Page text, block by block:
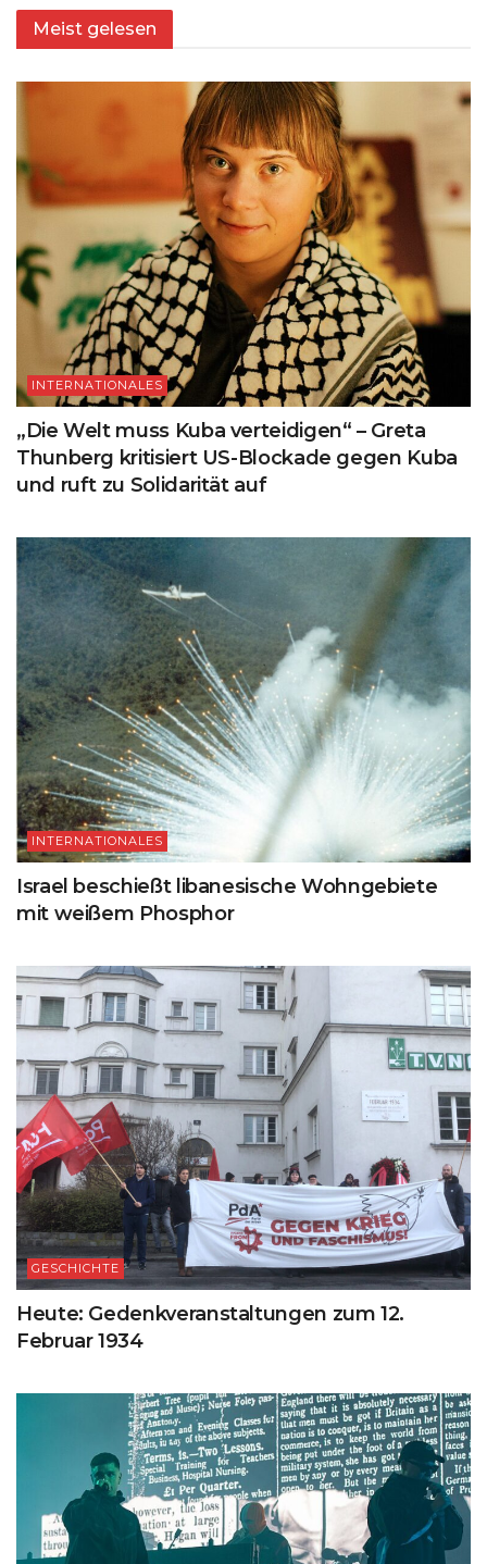
Meist gelesen
INTERNATIONALES
„Die Welt muss Kuba verteidigen“ – Greta
Thunberg kritisiert US-Blockade gegen Kuba
und ruft zu Solidarität auf
INTERNATIONALES
Israel beschießt libanesische Wohngebiete
mit weißem Phosphor
GESCHICHTE
Heute: Gedenkveranstaltungen zum 12.
Februar 1934